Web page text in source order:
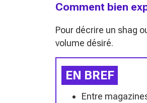
Comment bien
Pour décrire un shag
volume désiré.
EN BREF
Entre